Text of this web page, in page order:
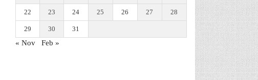
22 23 24 25 26 27 28
29 30 31
« Nov Feb »